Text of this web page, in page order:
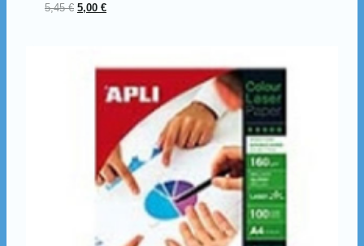
5,45€ 5,00€